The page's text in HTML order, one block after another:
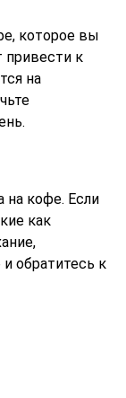
которое вы
привести к
на
на кофе. Если
как
обратитесь к